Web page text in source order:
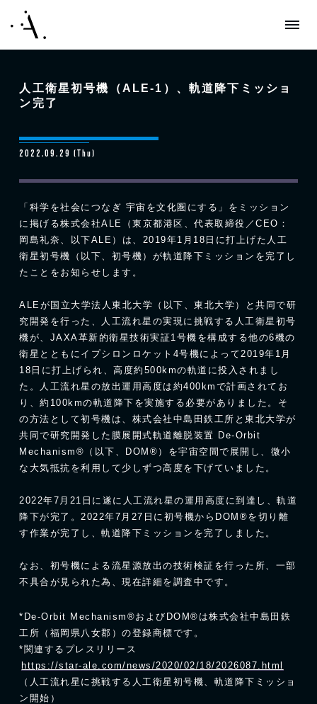
人工衛星初号機（ALE-1）、軌道降下ミッショ
ン完了
2022.09.29 (Thu)
「科学を社会につなぎ 宇宙を文化圏にする」をミッション
に掲げる株式会社ALE（東京都港区、代表取締役／CEO：
岡島礼奈、以下ALE）は、2019年1月18日に打上げた人工
衛星初号機（以下、初号機）が軌道降下ミッションを完了し
たことをお知らせします。
ALEが国立大学法人東北大学（以下、東北大学）と共同で研
究開発を行った、人工流れ星の実現に挑戦する人工衛星初号
機が、JAXA革新的衛星技術実証1号機を構成する他の6機の
衛星とともにイプシロンロケット4号機によって2019年1月
18日に打上げられ、高度約500kmの軌道に投入されまし
た。人工流れ星の放出運用高度は約400kmで計画されてお
り、約100kmの軌道降下を実施する必要がありました。そ
の方法として初号機は、株式会社中島田鉄工所と東北大学が
共同で研究開発した膜展開式軌道離脱装置 De-Orbit
Mechanism®（以下、DOM®）を宇宙空間で展開し、微小
な大気抵抗を利用して少しずつ高度を下げていました。
2022年7月21日に遂に人工流れ星の運用高度に到達し、軌道
降下が完了。2022年7月27日に初号機からDOM®を切り離
す作業が完了し、軌道降下ミッションを完了しました。
なお、初号機による流星源放出の技術検証を行った所、一部
不具合が見られた為、現在詳細を調査中です。
*De-Orbit Mechanism®およびDOM®は株式会社中島田鉄
工所（福岡県八女郡）の登録商標です。
*関連するプレスリリース
https://star-ale.com/news/2020/02/18/2026087.html
（人工流れ星に挑戦する人工衛星初号機、軌道降下ミッショ
ン開始）